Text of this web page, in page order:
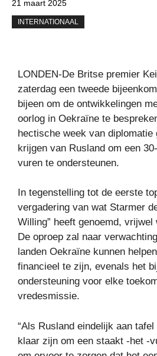
21 maart 2025
INTERNATIONAAL
LONDEN-De Britse premier
zaterdag een tweede
bijeen om de ontwikkelingen
oorlog in Oekraïne te
hectische week van diplomatie
krijgen van Rusland om een
vuren te ondersteunen.
In tegenstelling tot de eerste
vergadering van wat Starmer
Willing” heeft genoemd, vrijwel
De oproep zal naar
landen Oekraïne kunnen
financieel te zijn, evenals het
ondersteuning voor elke
vredesmissie.
“Als Rusland eindelijk aan
klaar zijn om een ​​staakt -het -